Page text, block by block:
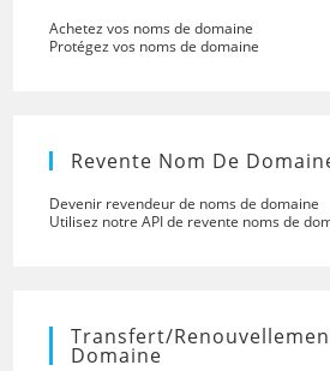
Achetez vos noms de domaine
Protégez vos noms de domaine
Revente Nom De
Devenir revendeur de noms de domaine
Utilisez notre API de revente noms de
Transfert/
Domaine